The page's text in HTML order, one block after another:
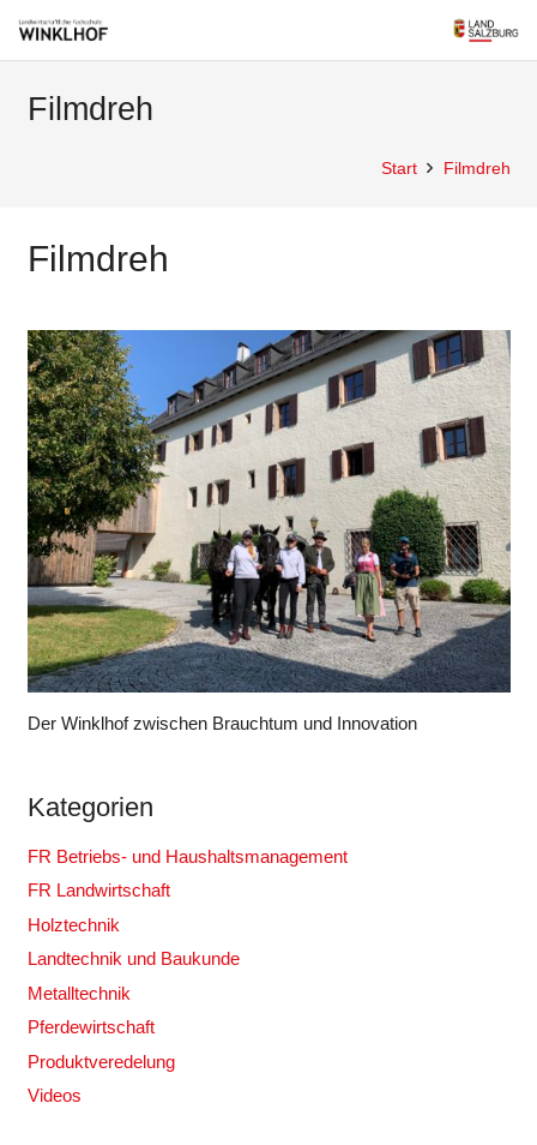
Filmdreh
Start Filmdreh
Filmdreh
Der Winklhof zwischen Brauchtum und Innovation
Kategorien
FR Betriebs- und Haushaltsmanagement
FR Landwirtschaft
Holztechnik
Landtechnik und Baukunde
Metalltechnik
Pferdewirtschaft
Produktveredelung
Videos